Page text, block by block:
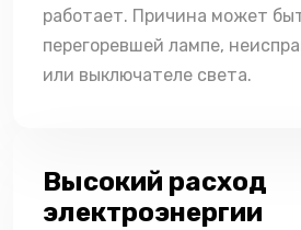
работает. Причина может
перегоревшей лампе,
или выключателе света.
Высокий расход
электроэнергии